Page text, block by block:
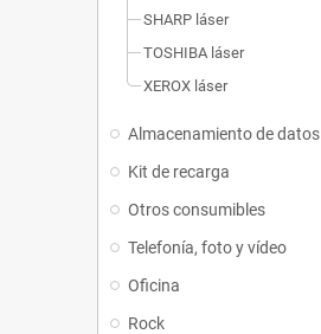
SHARP láser
TOSHIBA láser
XEROX láser
Almacenamiento de datos
Kit de recarga
Otros consumibles
Telefonía, foto y vídeo
Oficina
Rock